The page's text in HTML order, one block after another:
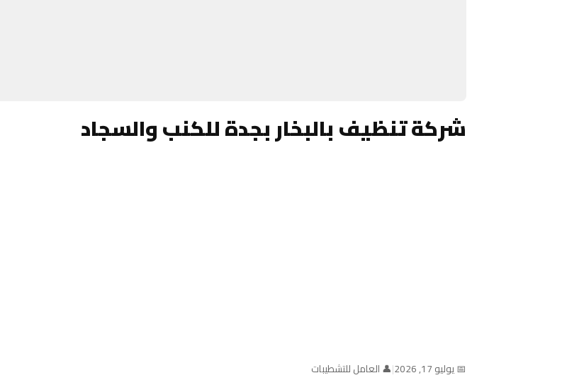
شركة تنظيف بالبخار بجدة للكنب والسجاد
📅 يوليو 17, 2026 |👤 العامل للتشطيبات